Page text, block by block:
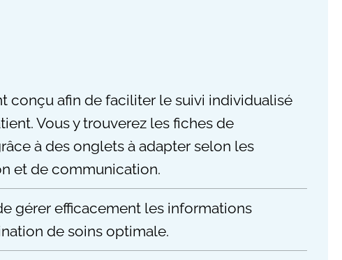
conçu afin de faciliter le suivi individualisé
Vous y trouverez les fiches de
à des onglets à adapter selon les
et de communication.
gérer efficacement les informations
de soins optimale.